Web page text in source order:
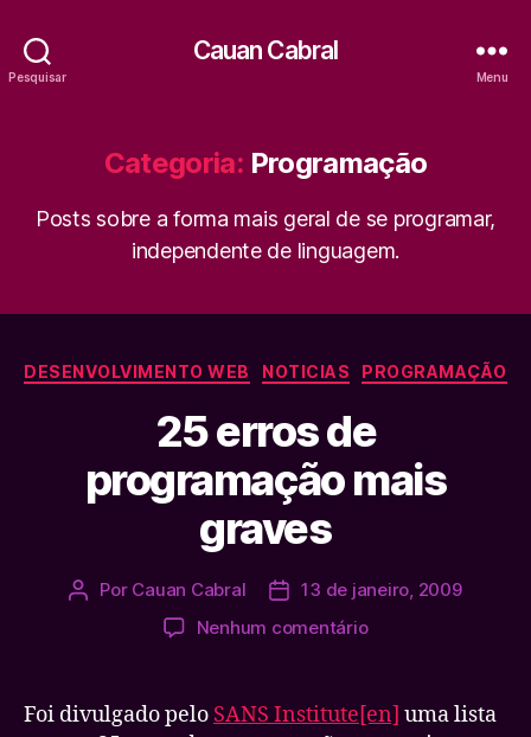
Pesquisar
Cauan Cabral
Menu
Categoria: Programação
Posts sobre a forma mais geral de se programar,
independente de linguagem.
Categorias
DESENVOLVIMENTO WEB NOTICIAS PROGRAMAÇÃO
25 erros de
programação mais
graves
Autor
Por Cauan Cabral
Data13 de janeiro, 2009
Nenhum comentárioem
programação
Foi divulgado pelo SANS Institute[en] uma lista